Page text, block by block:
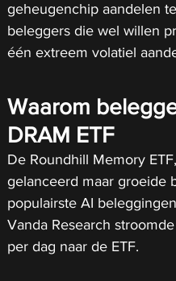
geheugenchip aandelen
beleggers die wel willen
één extreem volatiel
Waarom
DRAM ETF
De Roundhill Memory
gelanceerd maar groeide
populairste AI
Vanda Research
per dag naar de ETF.